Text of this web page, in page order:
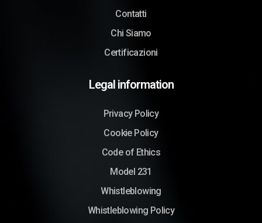
Contatti
Chi Siamo
Certificazioni
Legal information
Privacy Policy
Cookie Policy
Code of Ethics
Model 231
Whistleblowing
Whistleblowing Policy